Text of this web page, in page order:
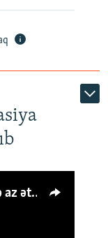
Azərbaycanlı avropalıdan iki dəfə az ət yeyir, amma... 'Qiymət artımı qaçılmazdır'